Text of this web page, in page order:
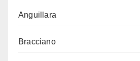
Anguillara
Bracciano